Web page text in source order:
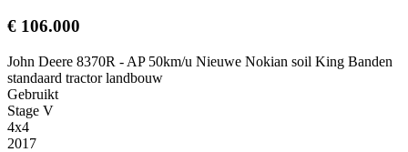
€ 106.000
John Deere 8370R - AP 50km/u Nieuwe Nokian soil King Banden
standaard tractor landbouw
Gebruikt
Stage V
4x4
2017